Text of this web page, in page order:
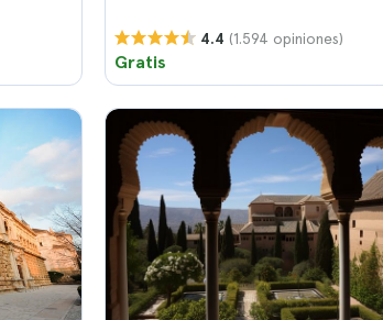
4.4 (1.594 opiniones)
Gratis